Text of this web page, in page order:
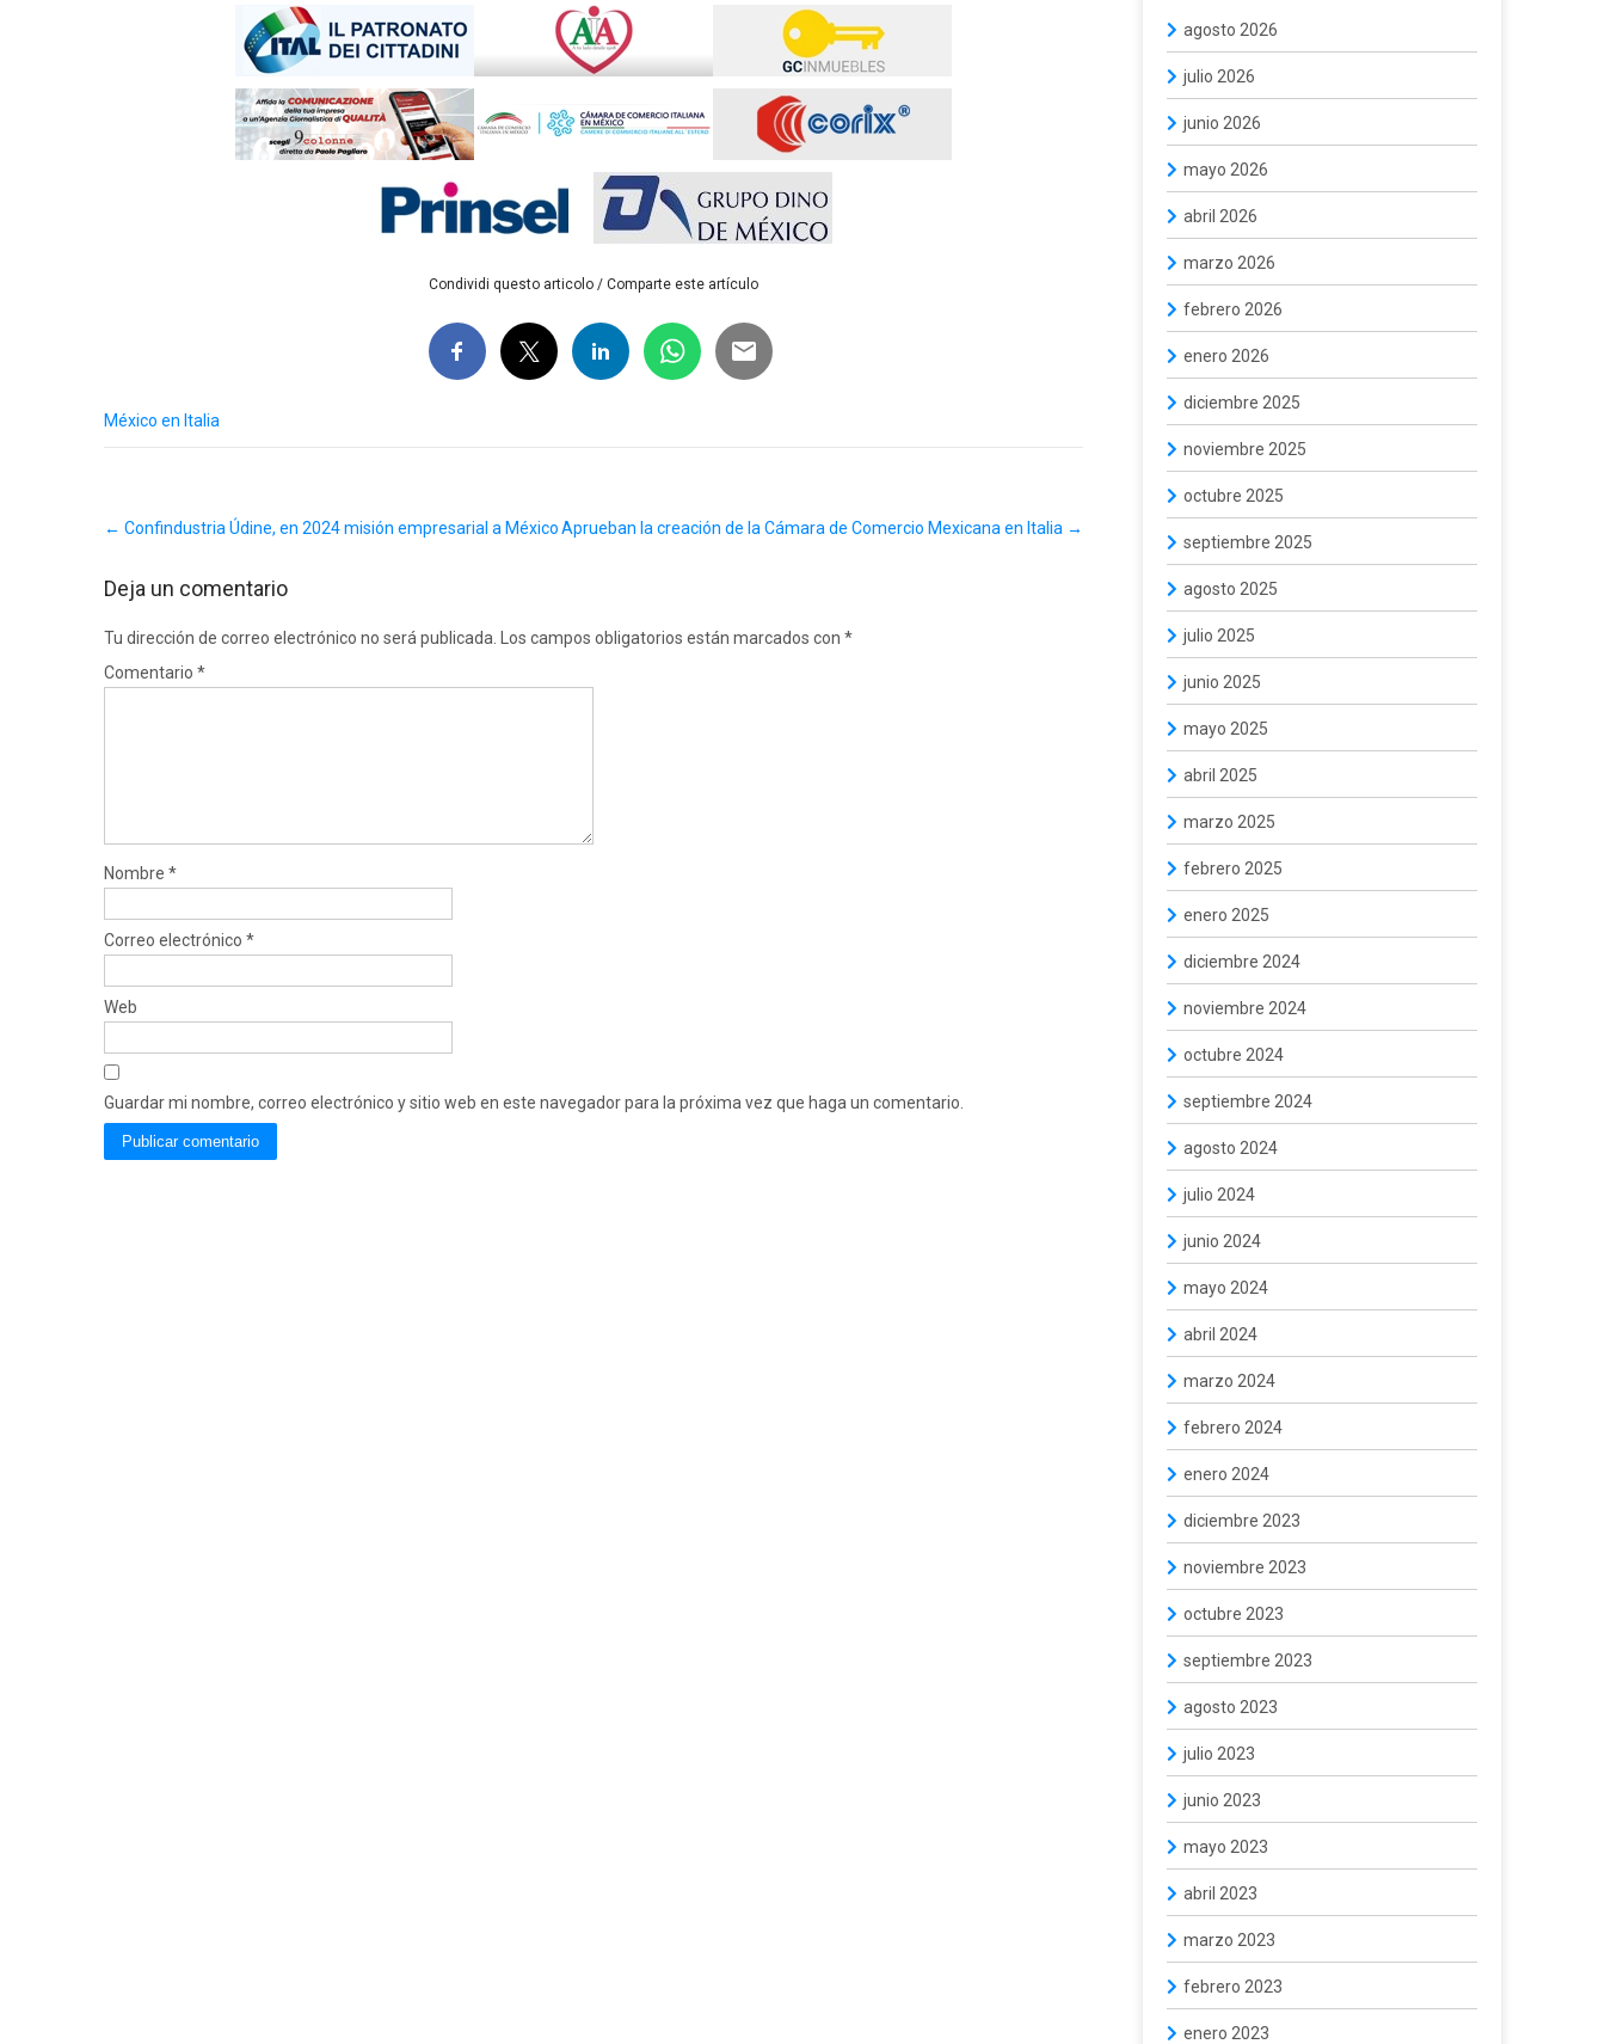
Condividi questo articolo / Comparte este artículo
México en Italia
navigation
← Confindustria Údine, en 2024 misión empresarial a MéxicoAprueban la creación de la Cámara de Comercio Mexicana en Italia →
Deja un comentario
Tu dirección de correo electrónico no será publicada. Los campos obligatorios están marcados con *
Comentario *
Nombre *
Correo electrónico *
Web
Guardar mi nombre, correo electrónico y sitio web en este navegador para la próxima vez que haga un comentario.
agosto 2026
julio 2026
junio 2026
mayo 2026
abril 2026
marzo 2026
febrero 2026
enero 2026
diciembre 2025
noviembre 2025
octubre 2025
septiembre 2025
agosto 2025
julio 2025
junio 2025
mayo 2025
abril 2025
marzo 2025
febrero 2025
enero 2025
diciembre 2024
noviembre 2024
octubre 2024
septiembre 2024
agosto 2024
julio 2024
junio 2024
mayo 2024
abril 2024
marzo 2024
febrero 2024
enero 2024
diciembre 2023
noviembre 2023
octubre 2023
septiembre 2023
agosto 2023
julio 2023
junio 2023
mayo 2023
abril 2023
marzo 2023
febrero 2023
enero 2023